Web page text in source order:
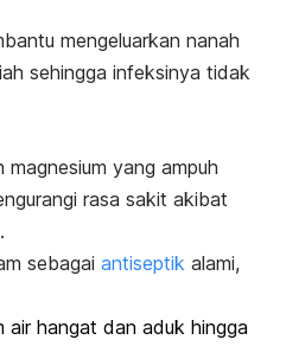
mengeluarkan nanah
sehingga infeksinya tidak
magnesium yang ampuh
rasa sakit akibat
sebagai antiseptik alami,
air hangat dan aduk hingga